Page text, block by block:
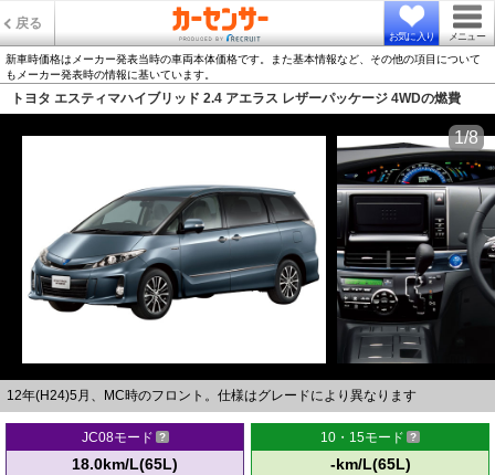
戻る
お気に入り メニュー
新車時価格はメーカー発表当時の車両本体価格です。また基本情報など、その他の項目について
もメーカー発表時の情報に基いています。
トヨタ エスティマハイブリッド 2.4 アエラス レザーパッケージ 4WDの燃費
12年(H24)5月、MC時のフロント。仕様はグレードにより異なります
1/8
JC08モード
18.0km/L(65L)
10・15モード
-km/L(65L)